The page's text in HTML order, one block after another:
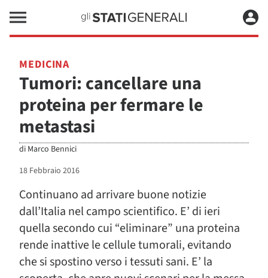
MEDICINA
Tumori: cancellare una
proteina per fermare le
metastasi
di Marco Bennici
18 Febbraio 2016
Continuano ad arrivare buone notizie
dall’Italia nel campo scientifico. E’ di ieri
quella secondo cui “eliminare” una proteina
rende inattive le cellule tumorali, evitando
che si spostino verso i tessuti sani. E’ la